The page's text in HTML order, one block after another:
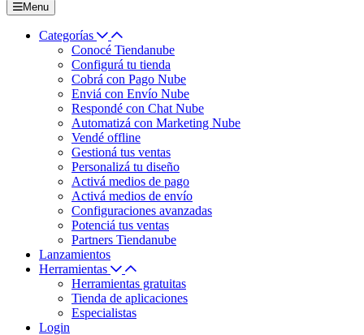
Menu
Categorías
Conocé Tiendanube
Configurá tu tienda
Cobrá con Pago Nube
Enviá con Envío Nube
Respondé con Chat Nube
Automatizá con Marketing Nube
Vendé offline
Gestioná tus ventas
Personalizá tu diseño
Activá medios de pago
Activá medios de envío
Configuraciones avanzadas
Potenciá tus ventas
Partners Tiendanube
Lanzamientos
Herramientas
Herramientas gratuitas
Tienda de aplicaciones
Especialistas
Login